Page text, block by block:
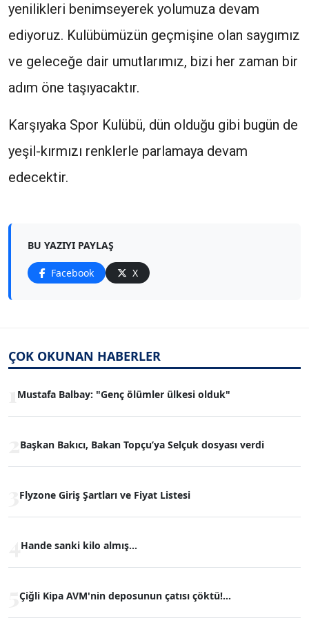
yenilikleri benimseyerek yolumuza devam
ediyoruz. Kulübümüzün geçmişine olan saygımız
ve geleceğe dair umutlarımız, bizi her zaman bir
adım öne taşıyacaktır.
Karşıyaka Spor Kulübü, dün olduğu gibi bugün de
yeşil-kırmızı renklerle parlamaya devam
edecektir.
BU YAZIYI PAYLAŞ
Facebook X
ÇOK OKUNAN HABERLER
Mustafa Balbay: "Genç ölümler ülkesi olduk"
Başkan Bakıcı, Bakan Topçu’ya Selçuk dosyası verdi
Flyzone Giriş Şartları ve Fiyat Listesi
Hande sanki kilo almış...
Çiğli Kipa AVM'nin deposunun çatısı çöktü!...